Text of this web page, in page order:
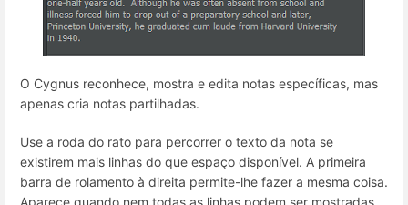
O Cygnus reconhece, mostra e edita notas específicas, mas
apenas cria notas partilhadas.
Use a roda do rato para percorrer o texto da nota se
existirem mais linhas do que espaço disponível. A primeira
barra de rolamento à direita permite-lhe fazer a mesma coisa.
Aparece quando nem todas as linhas podem ser mostradas.